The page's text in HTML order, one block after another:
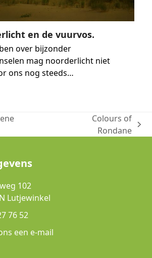
en de vuurvos.
over bijzonder
mag noorderlicht niet
ons nog steeds…
Colours of
Rondane
102
Lutjewinkel
76 52
een e-mail